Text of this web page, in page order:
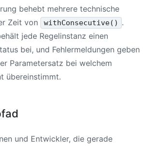
behebt mehrere technische
Zeit von
withConsecutive()
.
jede Regelinstanz einen
bei, und Fehlermeldungen geben
Parametersatz bei welchem
übereinstimmt.
und Entwickler, die gerade